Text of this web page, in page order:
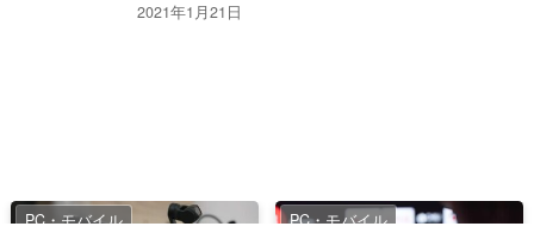
2021年1月21日
PC・モバイル PC・モバイル